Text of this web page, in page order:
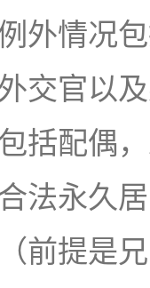
外情况
交官以
括配偶
法永久
前提是